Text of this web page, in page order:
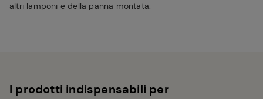
altri lamponi e della panna montata.
I prodotti indispensabili per